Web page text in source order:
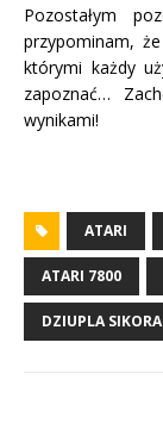
Pozostałym
przypominam,
którymi każdy
zapoznać…
wynikami!
ATARI
ATARI 7800
DZIUPLA SIKORA